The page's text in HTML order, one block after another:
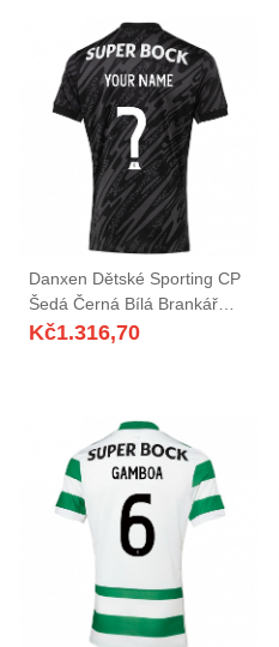
Danxen Dětské Sporting CP
Šedá Černá Bílá Brankář
Dresy 2025/26 Dres
Kč1.316,70